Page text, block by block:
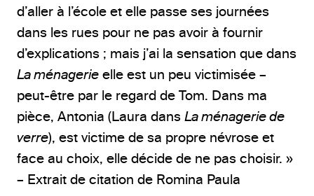
d’aller à l’école et elle passe ses journées
dans les rues pour ne pas avoir à fournir
d’explications ; mais j’ai la sensation que dans
La ménagerie elle est un peu victimisée –
peut-être par le regard de Tom. Dans ma
pièce, Antonia (Laura dans La ménagerie de
verre), est victime de sa propre névrose et
face au choix, elle décide de ne pas choisir. »
– Extrait de citation de Romina Paula